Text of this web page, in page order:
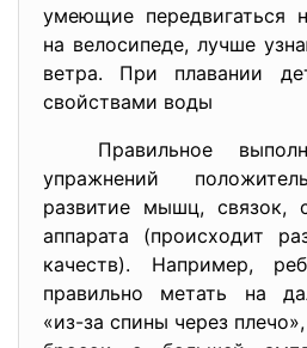
умеющие передвигаться
на велосипеде, лучше
ветра. При плавании
свойствами воды
Правильное
упражнений
развитие мышц, связок,
аппарата (происходит
качеств). Например,
правильно метать на
«из-за спины через